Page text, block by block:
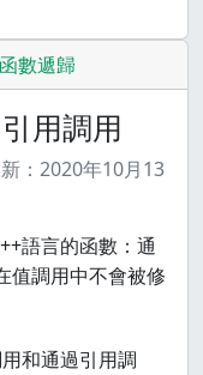
數遞歸
用調用
： 2020年10月13
語言的函數：通
值調用中不會被修
和通過引用調